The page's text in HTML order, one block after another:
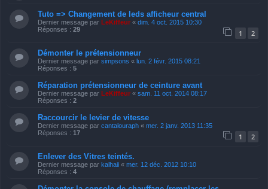
Tuto => Changement de leds afficheur central
Dernier message par LeKiffeur « dim. 4 oct. 2015 10:30
Réponses : 29 1 2
Démonter le prétensionneur
Dernier message par simpsons « lun. 2 févr. 2015 08:21
Réponses : 5
Réparation prétensionneur de ceinture avant
Dernier message par LeKiffeur « sam. 11 oct. 2014 08:17
Réponses : 2
Raccourcir le levier de vitesse
Dernier message par cantalouraph « mer. 2 janv. 2013 11:35
Réponses : 17 1 2
Enlever des Vitres teintés.
Dernier message par kalhaii « mer. 12 déc. 2012 10:10
Réponses : 4